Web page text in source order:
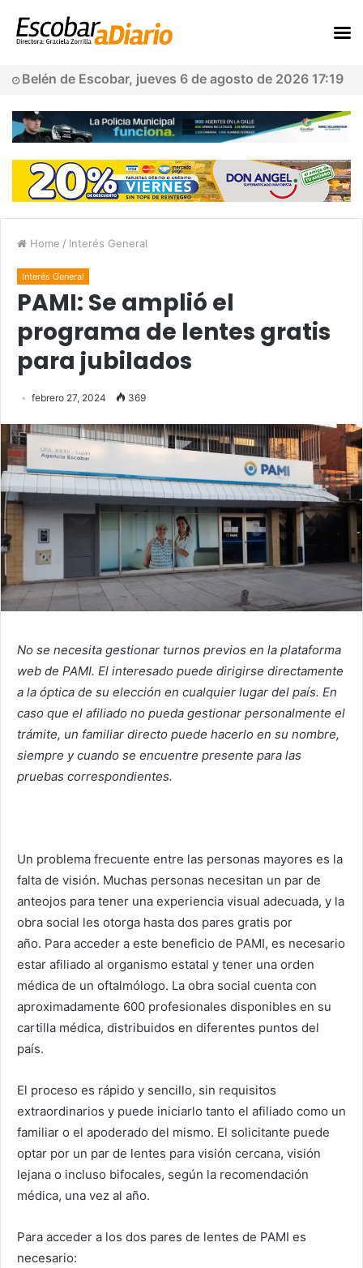
Belén de Escobar, jueves 6 de agosto de 2026 17:19
Home / Interés General
Interés General
PAMI: Se amplió el
programa de lentes gratis
para jubilados
febrero 27, 2024 369
No se necesita gestionar turnos previos en la plataforma
web de PAMI. El interesado puede dirigirse directamente
a la óptica de su elección en cualquier lugar del país. En
caso que el afiliado no pueda gestionar personalmente el
trámite, un familiar directo puede hacerlo en su nombre,
siempre y cuando se encuentre presente para las
pruebas correspondientes.
Un problema frecuente entre las personas mayores es la
falta de visión. Muchas personas necesitan un par de
anteojos para tener una experiencia visual adecuada, y la
obra social les otorga hasta dos pares gratis por
año. Para acceder a este beneficio de PAMI, es necesario
estar afiliado al organismo estatal y tener una orden
médica de un oftalmólogo. La obra social cuenta con
aproximadamente 600 profesionales disponibles en su
cartilla médica, distribuidos en diferentes puntos del
país.
El proceso es rápido y sencillo, sin requisitos
extraordinarios y puede iniciarlo tanto el afiliado como un
familiar o el apoderado del mismo. El solicitante puede
optar por un par de lentes para visión cercana, visión
lejana o incluso bifocales, según la recomendación
médica, una vez al año.
Para acceder a los dos pares de lentes de PAMI es
necesario: